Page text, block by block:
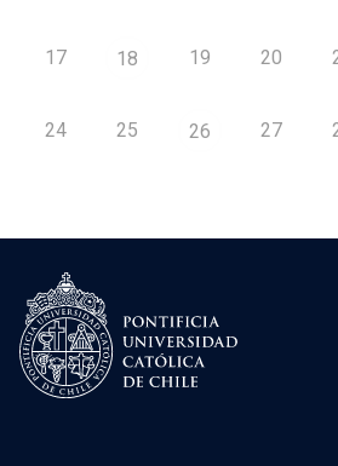
17 18 19 20
24 25 26 27